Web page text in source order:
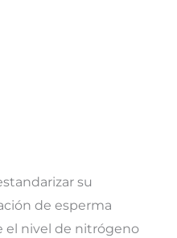
su
de esperma
el nivel de nitrógeno